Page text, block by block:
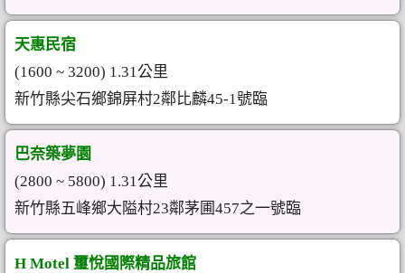
天惠民宿
(1600 ~ 3200) 1.31公里
新竹縣尖石鄉錦屏村2鄰比麟45-1號臨
巴奈築夢園
(2800 ~ 5800) 1.31公里
新竹縣五峰鄉大隘村23鄰茅圃457之一號臨
H Motel 璽悅國際精品旅館